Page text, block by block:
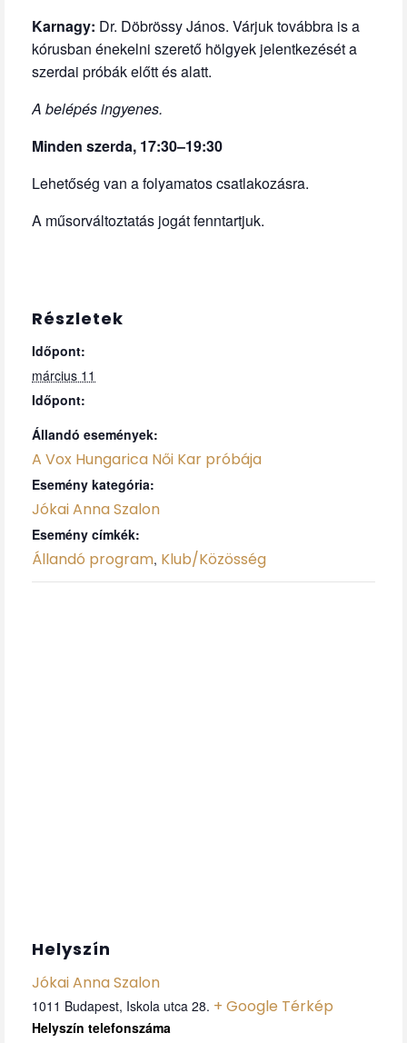
Karnagy: Dr. Döbrössy János. Várjuk továbbra is a
kórusban énekelni szerető hölgyek jelentkezését a
szerdai próbák előtt és alatt.
A belépés ingyenes.
Minden szerda, 17:30–19:30
Lehetőség van a folyamatos csatlakozásra.
A műsorváltoztatás jogát fenntartjuk.
Részletek
Időpont:
március 11
Időpont:
Állandó események:
A Vox Hungarica Női Kar próbája
Esemény kategória:
Jókai Anna Szalon
Esemény címkék:
Állandó program, Klub/Közösség
Helyszín
Jókai Anna Szalon
1011 Budapest, Iskola utca 28. + Google Térkép